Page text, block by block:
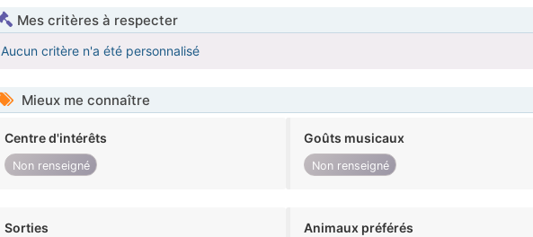
Mes critères à respecter
Aucun critère n'a été personnalisé
Mieux me connaître
Centre d'intérêts
Non renseigné
Goûts musicaux
Non renseigné
Sorties Animaux préférés